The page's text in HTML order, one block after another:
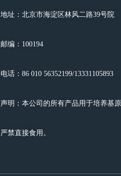
地址：北京市海淀区林风二路39号院
邮编：100194
电话：86 010 56352199/13331105893
声明：本公司的所有产品用于培养基
严禁直接食用。